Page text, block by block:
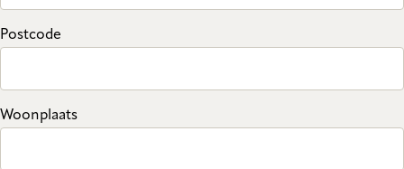
Postcode
Woonplaats